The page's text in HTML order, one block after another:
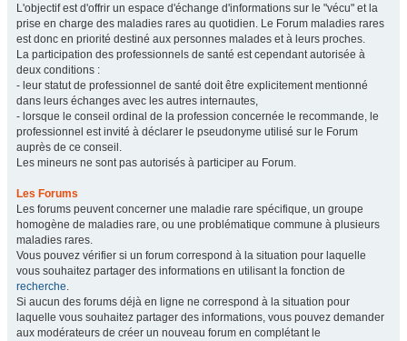
L'objectif est d'offrir un espace d'échange d'informations sur le "vécu" et la
prise en charge des maladies rares au quotidien. Le Forum maladies rares
est donc en priorité destiné aux personnes malades et à leurs proches.
La participation des professionnels de santé est cependant autorisée à
deux conditions :
- leur statut de professionnel de santé doit être explicitement mentionné
dans leurs échanges avec les autres internautes,
- lorsque le conseil ordinal de la profession concernée le recommande, le
professionnel est invité à déclarer le pseudonyme utilisé sur le Forum
auprès de ce conseil.
Les mineurs ne sont pas autorisés à participer au Forum.
Les Forums
Les forums peuvent concerner une maladie rare spécifique, un groupe
homogène de maladies rare, ou une problématique commune à plusieurs
maladies rares.
Vous pouvez vérifier si un forum correspond à la situation pour laquelle
vous souhaitez partager des informations en utilisant la fonction de
recherche.
Si aucun des forums déjà en ligne ne correspond à la situation pour
laquelle vous souhaitez partager des informations, vous pouvez demander
aux modérateurs de créer un nouveau forum en complétant le